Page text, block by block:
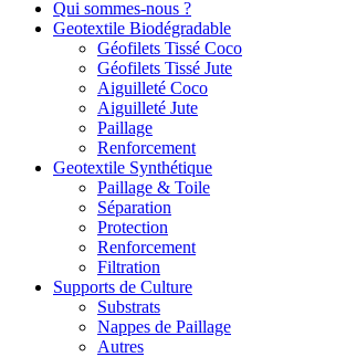
Qui sommes-nous ?
Geotextile Biodégradable
Géofilets Tissé Coco
Géofilets Tissé Jute
Aiguilleté Coco
Aiguilleté Jute
Paillage
Renforcement
Geotextile Synthétique
Paillage & Toile
Séparation
Protection
Renforcement
Filtration
Supports de Culture
Substrats
Nappes de Paillage
Autres